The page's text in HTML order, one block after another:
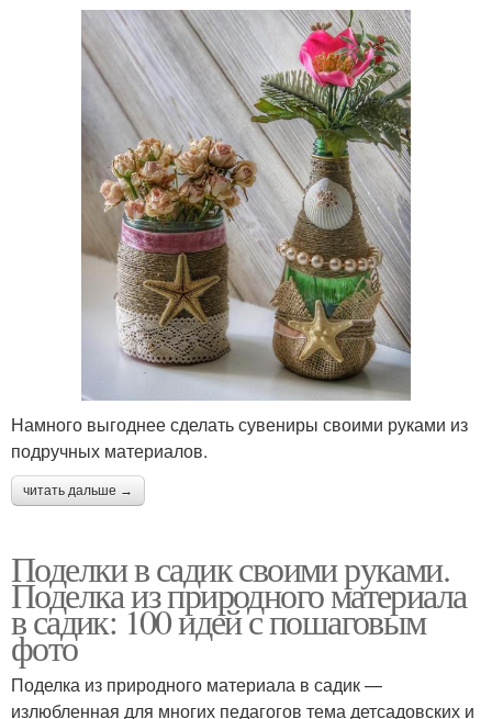
Намного выгоднее сделать сувениры своими руками из
подручных материалов.
читать дальше →
Поделки в садик своими руками.
Поделка из природного материала
в садик: 100 идей с пошаговым
фото
Поделка из природного материала в садик —
излюбленная для многих педагогов тема детсадовских и